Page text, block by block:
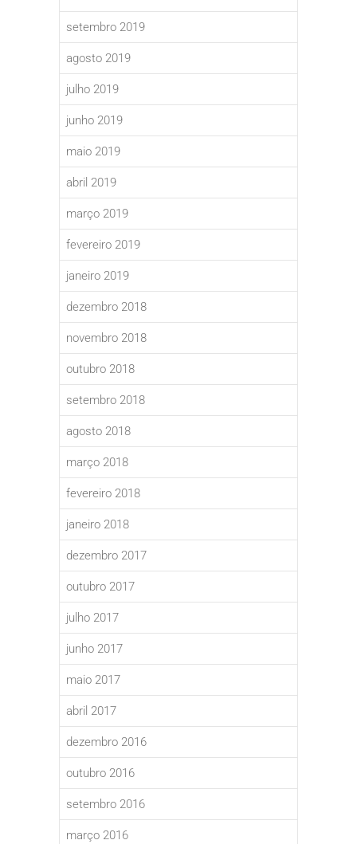
setembro 2019
agosto 2019
julho 2019
junho 2019
maio 2019
abril 2019
março 2019
fevereiro 2019
janeiro 2019
dezembro 2018
novembro 2018
outubro 2018
setembro 2018
agosto 2018
março 2018
fevereiro 2018
janeiro 2018
dezembro 2017
outubro 2017
julho 2017
junho 2017
maio 2017
abril 2017
dezembro 2016
outubro 2016
setembro 2016
março 2016